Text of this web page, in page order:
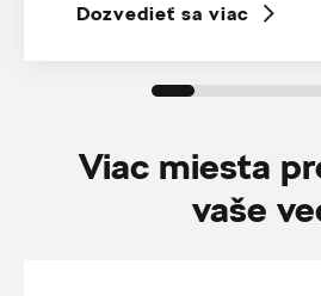
Dozvedieť sa viac
Viac miesta
vaše